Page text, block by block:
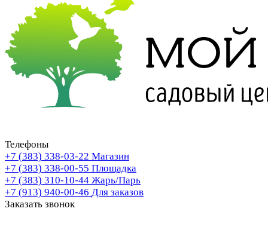
Телефоны
+7 (383) 338-03-22 Магазин
+7 (383) 338-00-55 Площадка
+7 (383) 310-10-44 Жарь/Парь
+7 (913) 940-00-46 Для заказов
Заказать звонок